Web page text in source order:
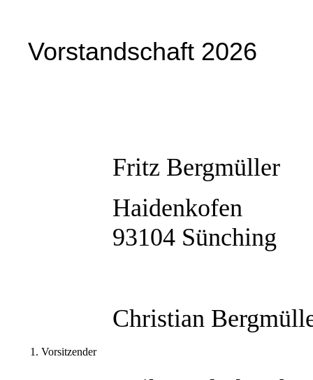
Vorstandschaft 2026
1. Vorsitzender
Fritz Bergmüller
Haidenkofen
93104 Sünching
Christian